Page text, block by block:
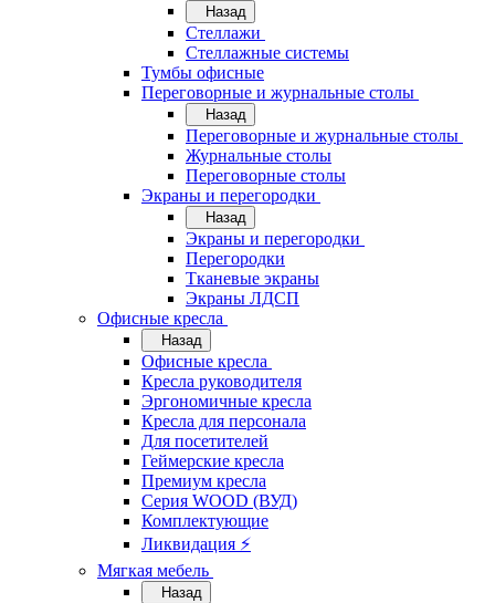
Назад
Стеллажи
Стеллажные системы
Тумбы офисные
Переговорные и журнальные столы
Назад
Переговорные и журнальные столы
Журнальные столы
Переговорные столы
Экраны и перегородки
Назад
Экраны и перегородки
Перегородки
Тканевые экраны
Экраны ЛДСП
Офисные кресла
Назад
Офисные кресла
Кресла руководителя
Эргономичные кресла
Кресла для персонала
Для посетителей
Геймерские кресла
Премиум кресла
Серия WOOD (ВУД)
Комплектующие
Ликвидация ⚡
Мягкая мебель
Назад